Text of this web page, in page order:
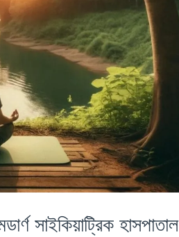
সাইকিয়াট্রিক হাসপাতাল